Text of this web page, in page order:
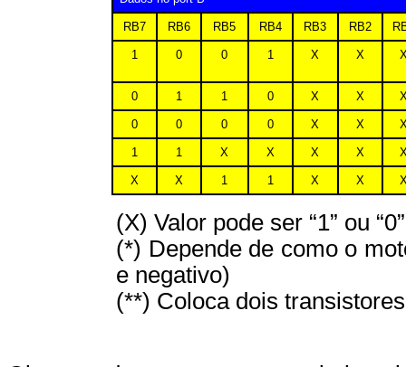
RB7 RB6 RB5 RB4 RB3 RB2
1 0 0 1 X X
0 1 1 0 X X
0 0 0 0 X X
1 1 X X X X
X X 1 1 X X
(X) Valor pode ser “1” ou
(*) Depende de como o
e negativo)
(**) Coloca dois